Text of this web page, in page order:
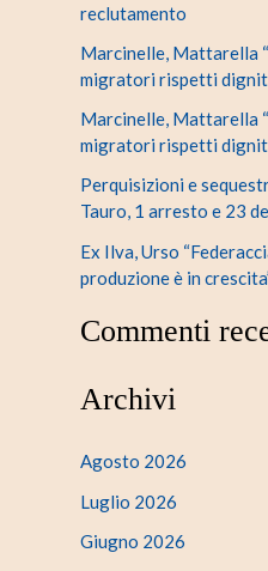
:reclutamento
Marcinelle, Mattarella
migratori rispetti
Marcinelle, Mattarella
migratori rispetti
Perquisizioni e
Tauro, 1 arresto e 23
Ex Ilva, Urso
produzione è in
Commenti
Archivi
Agosto 2026
Luglio 2026
Giugno 2026